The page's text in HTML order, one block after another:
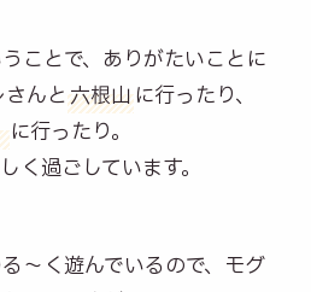
ことで、ありがたいことに
さんと六根山に行ったり、
に行ったり。
く過ごしています。
〜く遊んでいるので、モグ